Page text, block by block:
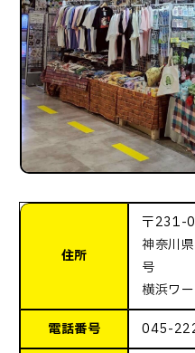
住所
〒231-
神奈川
号
横浜ワ
電話番号 045-